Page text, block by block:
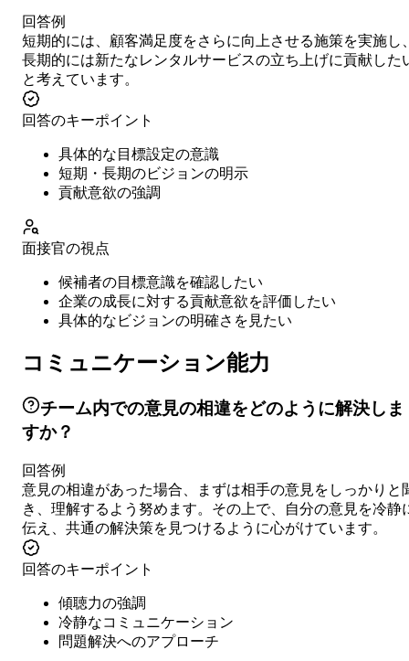
回答例
短期的には、顧客満足度をさらに向上させる施策を実施し
長期的には新たなレンタルサービスの立ち上げに貢献した
と考えています。
回答のキーポイント
具体的な目標設定の意識
短期・長期のビジョンの明示
貢献意欲の強調
面接官の視点
候補者の目標意識を確認したい
企業の成長に対する貢献意欲を評価したい
具体的なビジョンの明確さを見たい
コミュニケーション能力
チーム内での意見の相違をどのように解決しま
すか？
回答例
意見の相違があった場合、まずは相手の意見をしっかりと
き、理解するよう努めます。その上で、自分の意見を冷静
伝え、共通の解決策を見つけるように心がけています。
回答のキーポイント
傾聴力の強調
冷静なコミュニケーション
問題解決へのアプローチ